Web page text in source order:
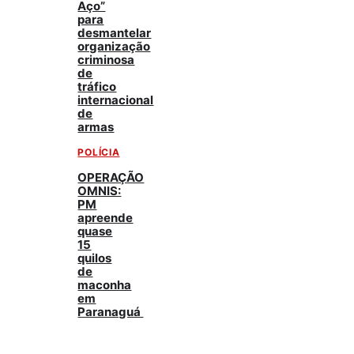
Aço”
para
desmantelar
organização
criminosa
de
tráfico
internacional
de
armas
POLÍCIA
OPERAÇÃO
OMNIS:
PM
apreende
quase
15
quilos
de
maconha
em
Paranaguá